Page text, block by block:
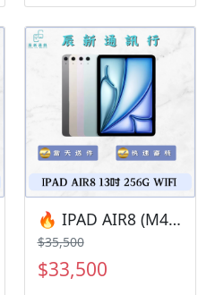
任何問題都歡迎洽群官方
LINE：@kjg6280d • 七日
鑑賞期內，如商品有問
題，請盡速向我們告知並
且協助處理 • 全新品為原
廠保固一年，中古機店家
保固15天 • 店家擁有隨時
修改、變更、暫停活動之
權利 下單前請先私訊和加
LINE來幫您安排快速審核
及回報審核進度 LINE
ID:@kjg6280d 大呼小叫
辰通訊行 雲林縣虎尾鎮林
森路二段200號 電話:05-
6339809 在地經營12年店
🔥 IPAD AIR8 (M4) 13吋 256G WIFI 有額度快速過件 🎯 想換新機？現在就是最佳時機！現貨當天審件當天過件即可以馬上寄出
$35,500
$33,500